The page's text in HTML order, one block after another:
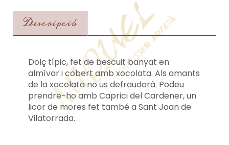
Descripció
Dolç típic, fet de bescuit banyat en
almívar i cobert amb xocolata. Als amants
de la xocolata no us defraudarà. Podeu
prendre-ho amb Caprici del Cardener, un
licor de mores fet també a Sant Joan de
Vilatorrada.